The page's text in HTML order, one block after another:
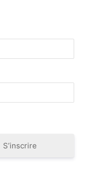
S’inscrire